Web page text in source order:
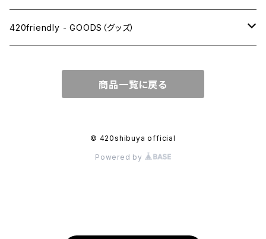
キングサイズスリム
キングサイズワイド
420friendly - GOODS（グッズ）
JOINT（ジョイント系）
CLEANING（掃除・保管）
商品一覧に戻る
© 420shibuya official
Powered by